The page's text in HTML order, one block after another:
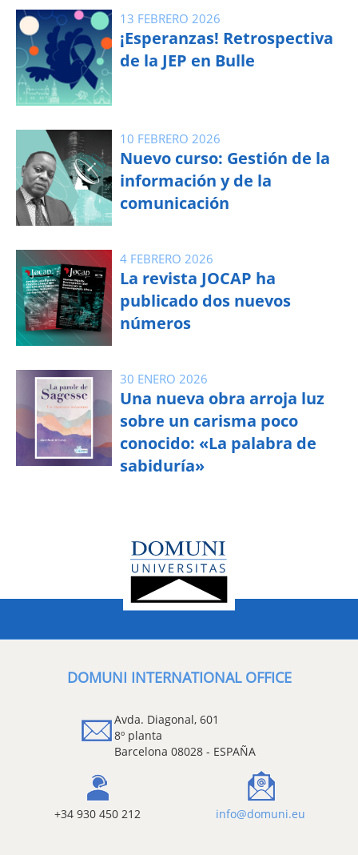
13 FEBRERO 2026
¡Esperanzas! Retrospectiva
de la JEP en Bulle
10 FEBRERO 2026
Nuevo curso: Gestión de la
información y de la
comunicación
4 FEBRERO 2026
La revista JOCAP ha
publicado dos nuevos
números
30 ENERO 2026
Una nueva obra arroja luz
sobre un carisma poco
conocido: «La palabra de
sabiduría»
DOMUNI INTERNATIONAL OFFICE
Avda. Diagonal, 601
8º planta
Barcelona 08028 - ESPAÑA
+34 930 450 212 info@domuni.eu